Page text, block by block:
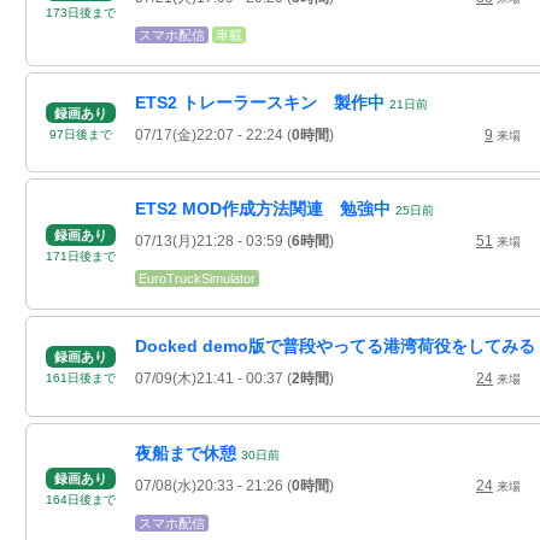
173日後 まで
スマホ配信 車載
録画あり
97日後 まで
ETS2 トレーラースキン 製作中 21 日前
07/17(金)22:07 - 22:24 (0時間) 9 来場
録画あり
171 日後 まで
ETS2 MOD作成方法関連 勉強中 25日前
07/13(月)21:28 - 03:59 (6時間) 51 来場
EuroTruckSimulator
録画あり
161 日後 まで
Docked demo版で普段やってる港湾荷役をしてみる
07/09(木)21:41 - 00:37 (2時間) 24 来場
録画あり
164日後 まで
夜船まで休憩 30日前
07/08(水)20:33 - 21:26 (0時間) 24 来場
スマホ配信